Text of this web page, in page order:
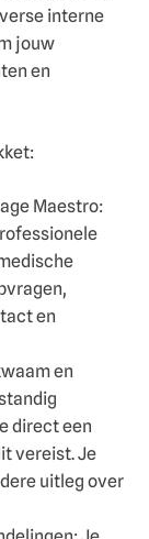
interne
jouw
en
Maestro:
en
en
direct een
vereist. Je
uitleg over